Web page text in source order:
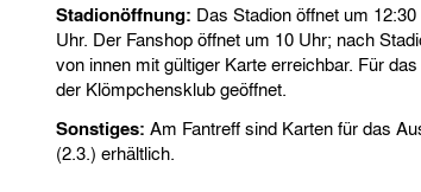
Stadionöffnung: Das Stadion öffnet um
Uhr. Der Fanshop öffnet um 10 Uhr; nach
von innen mit gültiger Karte erreichbar. Für
der Klömpchensklub geöffnet.
Sonstiges: Am Fantreff sind Karten für das
(2.3.) erhältlich.